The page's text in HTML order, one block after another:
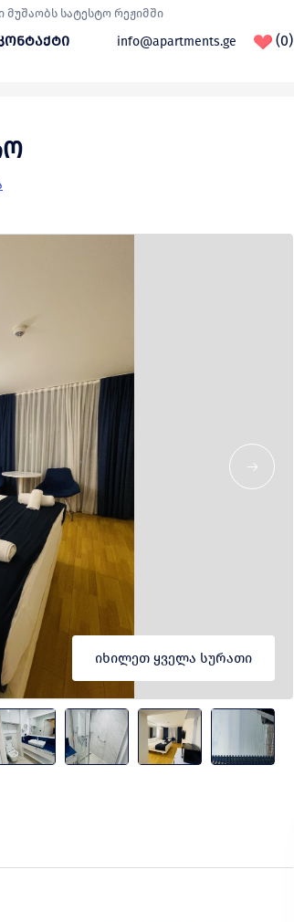
მუშაობს სატესტო რეჟიმში
info@apartments.ge (0)
იხილეთ ყველა სურათი